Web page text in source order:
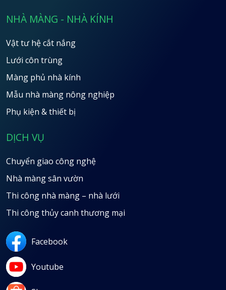
NHÀ MÀNG - NHÀ KÍNH
Vật tư hệ cắt nắng
Lưới côn trùng
Màng phủ nhà kính
Mẫu nhà màng nông nghiệp
Phụ kiện & thiết bị
DỊCH VỤ
Chuyển giao công nghệ
Nhà màng sân vườn
Thi công nhà màng – nhà lưới
Thi công thủy canh thương mại
Facebook
Youtube